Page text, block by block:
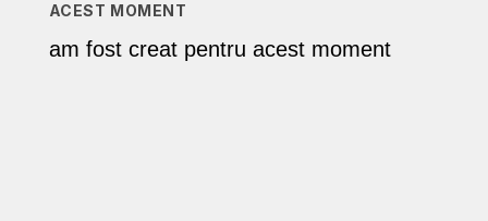
ACEST MOMENT
am fost creat pentru acest moment